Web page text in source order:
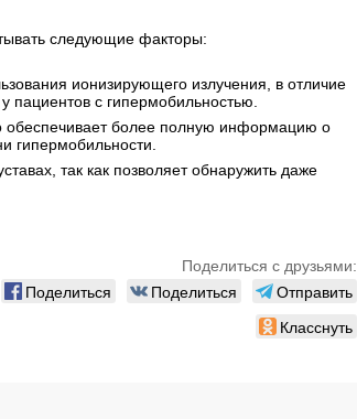
следующие факторы:
ионизирующего излучения, в отличие
пациентов с гипермобильностью.
обеспечивает более полную информацию о
гипермобильности.
так как позволяет обнаружить даже
Поделиться с друзьями:
Поделиться Поделиться
Отправить
Класснуть